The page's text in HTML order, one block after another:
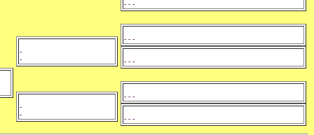
-
-
-
-
- - -
- - -
- - -
- - -
- - -